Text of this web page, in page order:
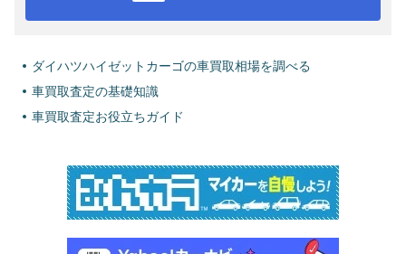
ダイハツハイゼットカーゴの車買取相場を調べる
車買取査定の基礎知識
車買取査定お役立ちガイド